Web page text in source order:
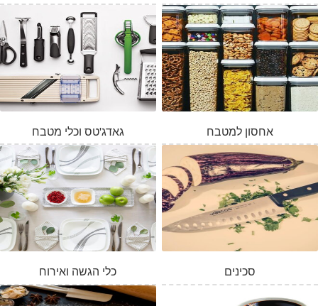
גאדג'טס וכלי מטבח אחסון למטבח
כלי הגשה ואירוח סכינים